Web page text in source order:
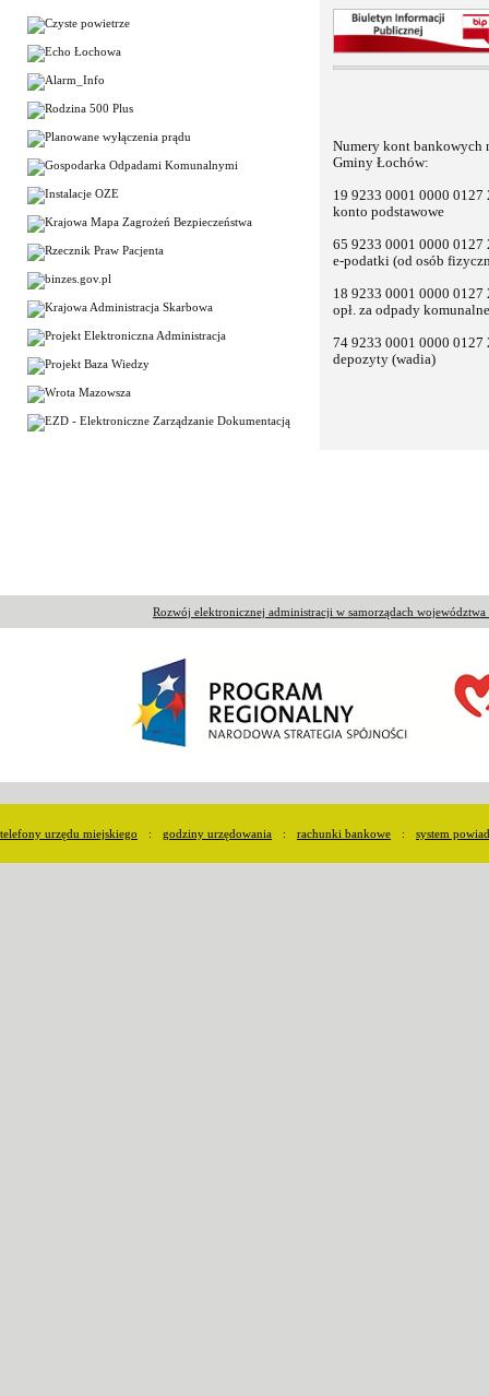
Numery kont bankowych
Gminy Łochów:
19 9233 0001 0000 0127
konto podstawowe
65 9233 0001 0000 0127
e-podatki (od osób
18 9233 0001 0000 0127
opł. za odpady komunalne
74 9233 0001 0000 0127
depozyty (wadia)
Rozwój elektronicznej administracji w samorządach
telefony urzędu miejskiego : godziny urzędowania : rachunki bankowe : system